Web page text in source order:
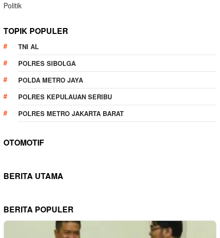
Politik
TOPIK POPULER
TNI AL
POLRES SIBOLGA
POLDA METRO JAYA
POLRES KEPULAUAN SERIBU
POLRES METRO JAKARTA BARAT
OTOMOTIF
BERITA UTAMA
BERITA POPULER